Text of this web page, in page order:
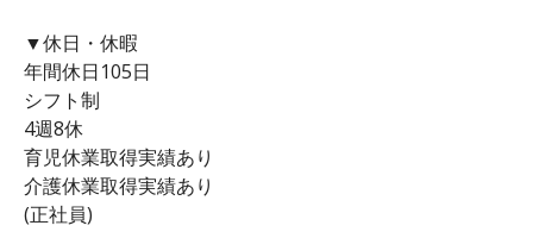
▼休日・休暇
年間休日105日
シフト制
4週8休
育児休業取得実績あり
介護休業取得実績あり
(正社員)